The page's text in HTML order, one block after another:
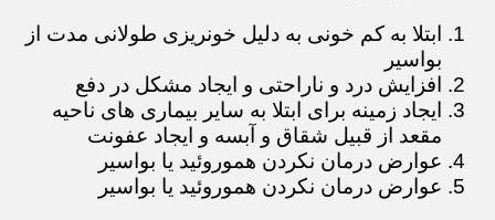
ابتلا به کم خونی به دلیل خونریزی طولانی مدت از
بواسیر
افزایش درد و ناراحتی و ایجاد مشکل در دفع
ایجاد زمینه برای ابتلا به سایر بیماری های ناحیه
مقعد از قبیل شقاق و آبسه و ایجاد عفونت
عوارض درمان نکردن هموروئید یا بواسیر
عوارض درمان نکردن هموروئید یا بواسیر